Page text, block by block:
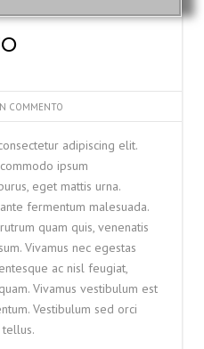
COMMENTO
adipiscing elit.
ipsum
eget mattis urna.
fermentum malesuada.
quam quis, venenatis
Vivamus nec egestas
ac nisl feugiat,
Vivamus vestibulum est
Vestibulum sed orci
tellus.